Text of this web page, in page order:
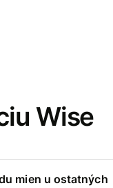
Wise
mien u ostatných